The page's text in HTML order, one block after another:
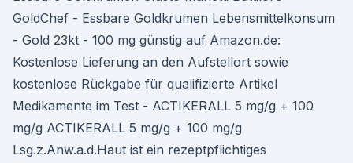
GoldChef - Essbare Goldkrumen Lebensmittelkonsum
- Gold 23kt - 100 mg günstig auf Amazon.de:
Kostenlose Lieferung an den Aufstellort sowie
kostenlose Rückgabe für qualifizierte Artikel
Medikamente im Test - ACTIKERALL 5 mg/g + 100
mg/g ACTIKERALL 5 mg/g + 100 mg/g
Lsg.z.Anw.a.d.Haut ist ein rezeptpflichtiges